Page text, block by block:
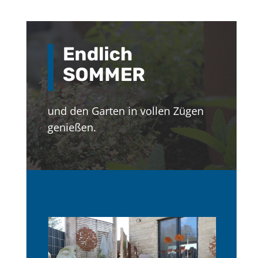
Endlich
SOMMER
und den Garten in vollen Zügen
genießen.